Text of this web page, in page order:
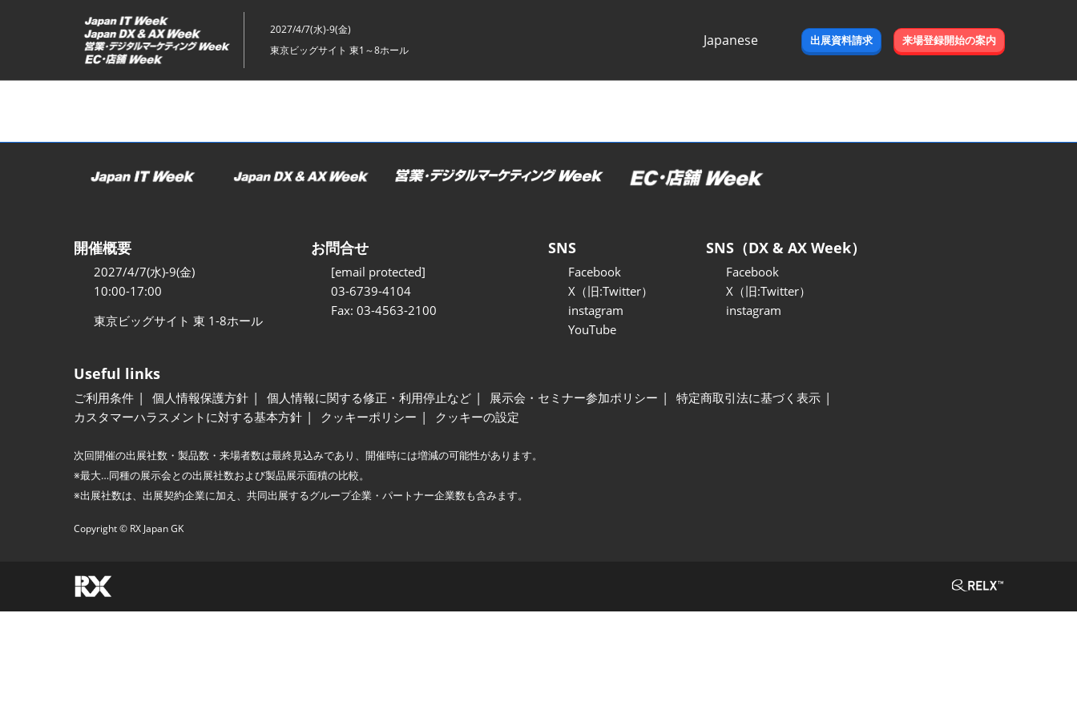
ッ
2027/4/7(水)-9(金)
東京ビッグサイト 東1～8ホール
Japanese
出展資料請求 来場登録開始の案内
開催概要
2027/4/7(水)-9(金)
10:00-17:00
東京ビッグサイト 東 1-8ホール
お問合せ
[email protected]
03-6739-4104
Fax: 03-4563-2100
SNS
Facebook
X（旧:Twitter）
instagram
YouTube
SNS（DX & AX Week）
Facebook
X（旧:Twitter）
instagram
Useful links
ご利用条件 個人情報保護方針 個人情報に関する修正・利用停止など 展示会・セミナー参加ポリシー
特定商取引法に基づく表示
カスタマーハラスメントに対する基本方針
クッキーポリシー クッキーの設定
次回開催の出展社数・製品数・来場者数は最終見込みであり、開催時には増減の可能性があります。
※最大…同種の展示会との出展社数および製品展示面積の比較。
※出展社数は、出展契約企業に加え、共同出展するグループ企業・パートナー企業数も含みます。
Copyright © RX Japan GK